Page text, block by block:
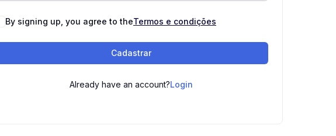
By signing up, you agree to theTermos e condições
Cadastrar
Already have an account?Login